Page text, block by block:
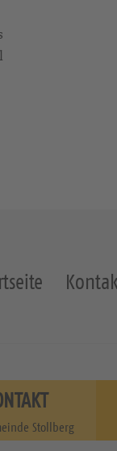
Stollberg